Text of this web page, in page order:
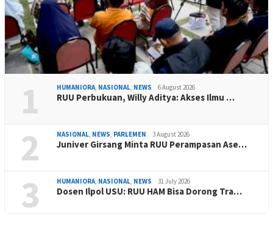
1 HUMANIORA NASIONAL NEWS 6 August 2026
RUU Perbukuan, Willy Aditya: Akses Ilmu …
2 NASIONAL NEWS PARLEMEN 3 August 2026
Juniver Girsang Minta RUU Perampasan Ase…
3 HUMANIORA NASIONAL NEWS 31 July 2026
Dosen Ilpol USU: RUU HAM Bisa Dorong Tra…